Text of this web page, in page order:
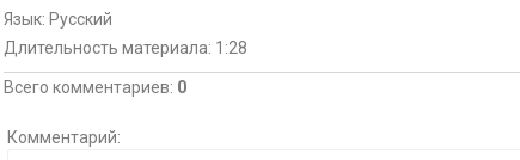
Язык: Русский
Длительность материала: 1:28
Всего комментариев: 0
Комментарий: